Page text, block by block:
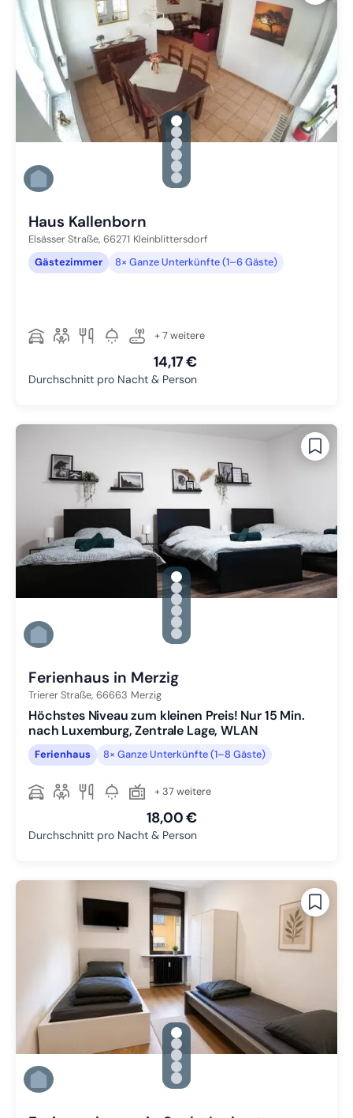
gallery.slide_selector
Zu Slide 1 wechseln
Zu Slide 2 wechseln
Zu Slide 3 wechseln
Zu Slide 4 wechseln
Zu Slide 5 wechseln
Zu Slide 6 wechseln
Haus Kallenborn
Elsässer Straße, 66271 Kleinblittersdorf
Gästezimmer
8× Ganze Unterkünfte (1–6 Gäste)
+ 7 weitere
14,17 €
Durchschnitt pro Nacht & Person
gallery.slide_selector
Zu Slide 1 wechseln
Zu Slide 2 wechseln
Zu Slide 3 wechseln
Zu Slide 4 wechseln
Zu Slide 5 wechseln
Zu Slide 6 wechseln
Ferienhaus in Merzig
Trierer Straße, 66663 Merzig
Höchstes Niveau zum kleinen Preis! Nur 15 Min.
nach Luxemburg, Zentrale Lage, WLAN
Ferienhaus 8× Ganze Unterkünfte (1–8 Gäste)
+ 37 weitere
18,00 €
Durchschnitt pro Nacht & Person
gallery.slide_selector
Zu Slide 1 wechseln
Zu Slide 2 wechseln
Zu Slide 3 wechseln
Zu Slide 4 wechseln
Zu Slide 5 wechseln